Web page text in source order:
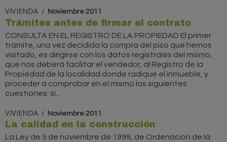
VIVIENDA Noviembre 2011
Trámites antes de firmar el contrato
CONSULTA EN EL REGISTRO DE LA PROPIEDAD El primer
trámite, una vez decidida la compra del piso que hemos
visitado, es dirigirse con los datos registrales del mismo,
que nos deberá facilitar el vendedor, al Registro de la
Propiedad de la localidad donde radique el inmueble, y
proceder a comprobar en el mismo las siguientes
cuestiones: si...
VIVIENDA Noviembre 2011
La calidad en la construcción
La Ley de 5 de noviembre de 1999, de Ordenación de la